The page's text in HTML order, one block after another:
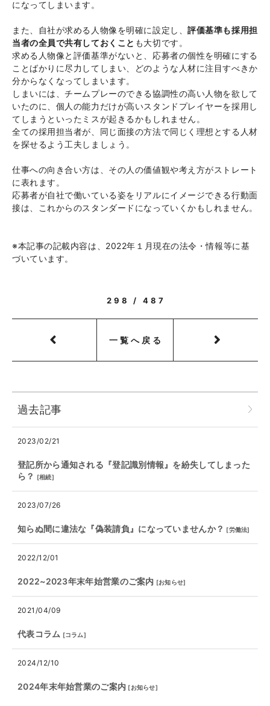
になってしまいます。
また、自社が求める人物像を明確に設定し、評価基準も採用担
当者の全員で共有しておくこと も大切です。
求める人物像と評価基準がないと、応募者の個性を明確にする
ことばかりに尽力してしまい、どのような人材に注目すべきか
分からなくなってしまいます。
しまいには、チームプレーのできる協調性の高い人物を欲して
いたのに、個人の能力だけが高いスタンドプレイヤーを採用し
てしまうといったミスが起きるかもしれません。
全ての採用担当者が、同じ面接の方法で同じく理想とする人材
を探せるよう工夫しましょう。
仕事への向き合い方は、その人の価値観や考え方がストレート
に表れます。
応募者が自社で働いている姿をリアルにイメージできる行動面
接は、これからのスタンダードになっていくかもしれません。
※本記事の記載内容は、2022年１月現在の法令・情報等に基
づいています。
298 / 487
一覧へ戻る
過去記事
2023/02/21
登記所から通知される『登記識別情報』を紛失してしまった
ら？
[相続]
2023/07/26
知らぬ間に違法な『偽装請負』になっていませんか？ [労働法]
2022/12/01
2022~2023年末年始営業のご案内 [お知らせ]
2021/04/09
代表コラム [コラム]
2024/12/10
2024年末年始営業のご案内 [お知らせ]